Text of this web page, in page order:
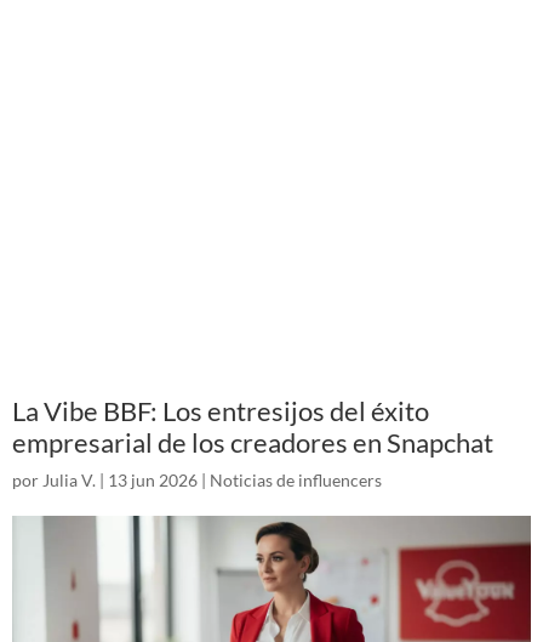
La Vibe BBF: Los entresijos del éxito
empresarial de los creadores en Snapchat
por Julia V. | 13 jun 2026 | Noticias de influencers